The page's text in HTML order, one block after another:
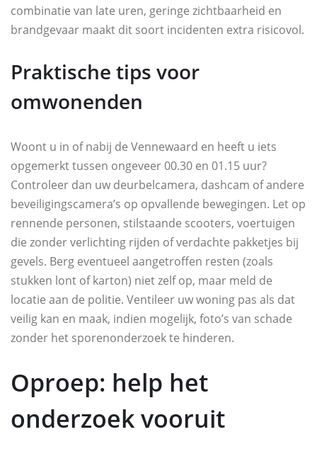
combinatie van late uren, geringe zichtbaarheid en
brandgevaar maakt dit soort incidenten extra risicovol.
Praktische tips voor
omwonenden
Woont u in of nabij de Vennewaard en heeft u iets
opgemerkt tussen ongeveer 00.30 en 01.15 uur?
Controleer dan uw deurbelcamera, dashcam of andere
beveiligingscamera’s op opvallende bewegingen. Let op
rennende personen, stilstaande scooters, voertuigen
die zonder verlichting rijden of verdachte pakketjes bij
gevels. Berg eventueel aangetroffen resten (zoals
stukken lont of karton) niet zelf op, maar meld de
locatie aan de politie. Ventileer uw woning pas als dat
veilig kan en maak, indien mogelijk, foto’s van schade
zonder het sporenonderzoek te hinderen.
Oproep: help het
onderzoek vooruit